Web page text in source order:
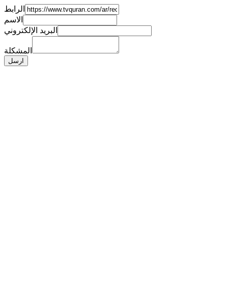
الرابط
الاسم
البريد الإلكتروني
المشكلة
ارسل